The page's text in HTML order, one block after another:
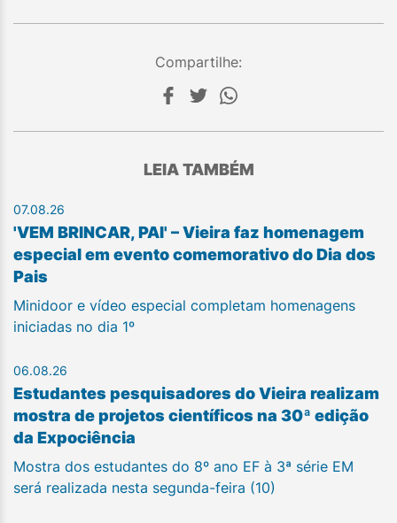
Compartilhe:
LEIA TAMBÉM
07.08.26
'VEM BRINCAR, PAI' – Vieira faz homenagem
especial em evento comemorativo do Dia dos
Pais
Minidoor e vídeo especial completam homenagens
iniciadas no dia 1º
06.08.26
Estudantes pesquisadores do Vieira realizam
mostra de projetos científicos na 30ª edição
da Expociência
Mostra dos estudantes do 8º ano EF à 3ª série EM
será realizada nesta segunda-feira (10)